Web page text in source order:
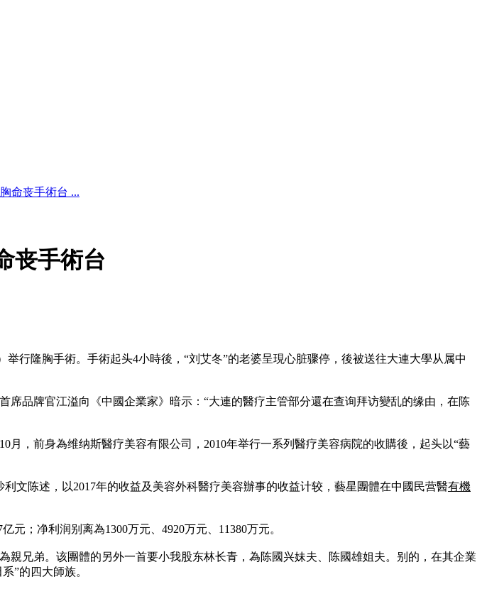
命丧手術台 ...
丧手術台
行隆胸手術。手術起头4小時後，“刘艾冬”的老婆呈現心脏骤停，後被送往大連大學从属中
品牌官江溢向《中國企業家》暗示：“大連的醫疗主管部分還在查询拜访變乱的缘由，在陈
，前身為维纳斯醫疗美容有限公司，2010年举行一系列醫疗美容病院的收購後，起头以“藝
文陈述，以2017年的收益及美容外科醫疗美容辦事的收益计较，藝星團體在中國民营醫有機
元；净利润别离為1300万元、4920万元、11380万元。
兄弟。该團體的另外一首要小我股东林长青，為陈國兴妹夫、陈國雄姐夫。别的，在其企業
”的四大師族。